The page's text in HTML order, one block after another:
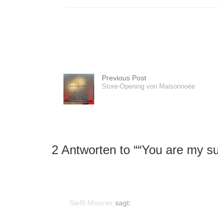
Previous Post
Store-Opening von Maisonnoée
2 Antworten to ““You are my
Steffi Missner sagt: